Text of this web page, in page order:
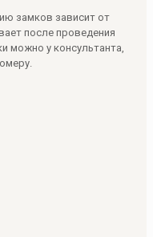
замков зависит от
после проведения
можно у консультанта,